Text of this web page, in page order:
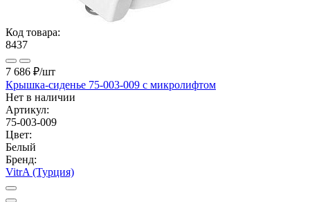
Код товара:
8437
7 686 ₽/шт
Крышка-сиденье 75-003-009 с микролифтом
Нет в наличии
Артикул:
75-003-009
Цвет:
Белый
Бренд:
VitrA (Турция)